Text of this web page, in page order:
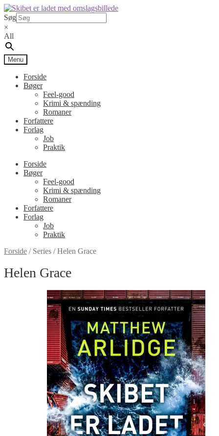
Spring
til
navigation
Spring
til
indhold
Søg
×
All
Menu
Forside
Bøger
Feel-good
Krimi & spænding
Romaner
Forfattere
Forlag
Job
Praktik
Forside
Bøger
Feel-good
Krimi & spænding
Romaner
Forfattere
Forlag
Job
Praktik
Forside / Series /Helen Grace
Helen Grace